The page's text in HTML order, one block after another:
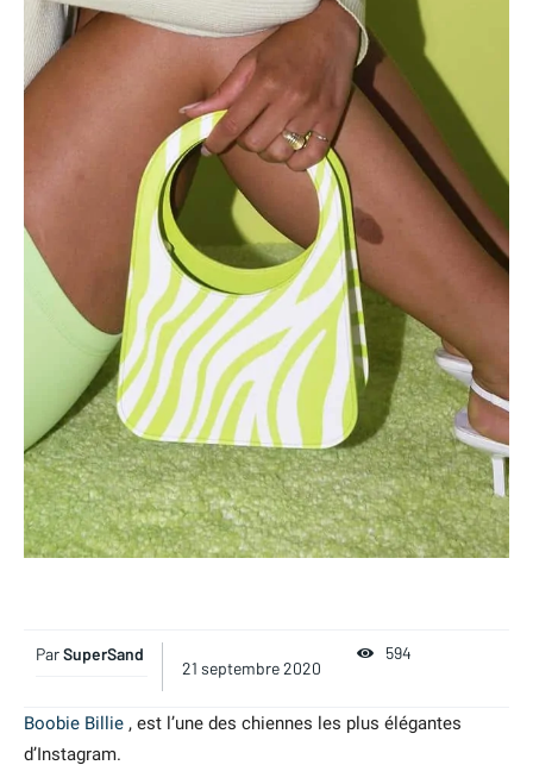
ParSuperSand
21 septembre 2020
594
Boobie Billie , est l’une des chiennes les plus élégantes
d’Instagram.